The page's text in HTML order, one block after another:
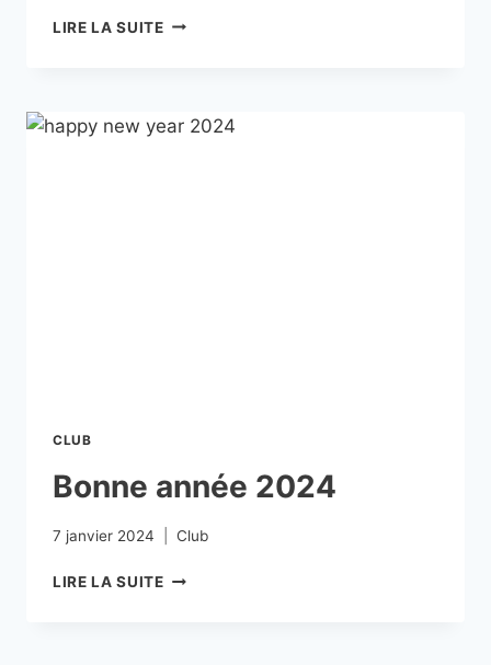
LIRE LA SUITE
CLUB
Bonne année 2024
7 janvier 2024 Club
LIRE LA SUITE